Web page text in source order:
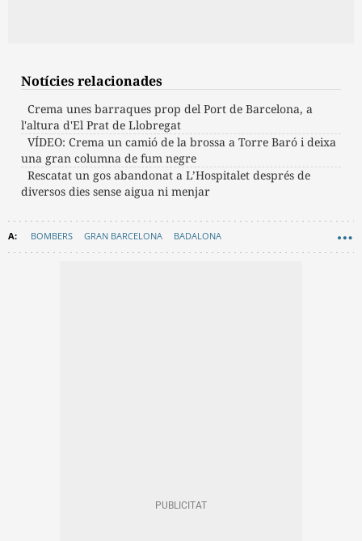
Notícies relacionades
Crema unes barraques prop del Port de Barcelona, a
l'altura d'El Prat de Llobregat
VÍDEO: Crema un camió de la brossa a Torre Baró i deixa
una gran columna de fum negre
Rescatat un gos abandonat a L’Hospitalet després de
diversos dies sense aigua ni menjar
BOMBERS GRAN BARCELONA BADALONA